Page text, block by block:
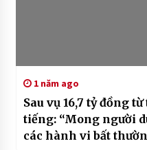
1 năm ago
Sau vụ 16,7 tỷ đồng
tiếng: “Mong người
các hành vi bất